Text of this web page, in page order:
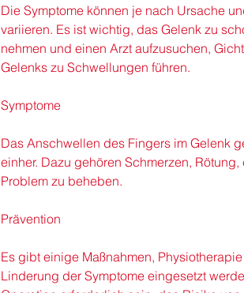
Die Symptome können je nach Ursache
variieren. Es ist wichtig, das Gelenk zu
nehmen und einen Arzt aufzusuchen,
Gelenks zu Schwellungen führen.
Symptome
Das Anschwellen des Fingers im Gelenk
einher. Dazu gehören Schmerzen,
Problem zu beheben.
Prävention
Es gibt einige Maßnahmen,
Linderung der Symptome eingesetzt